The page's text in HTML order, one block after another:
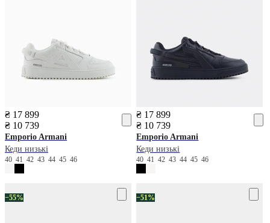
₴ 17 899
₴ 10 739
Emporio Armani
Кеди низькі
40 41 42 43 44 45 46
₴ 17 899
₴ 10 739
Emporio Armani
Кеди низькі
40414243444546
−55% −51%